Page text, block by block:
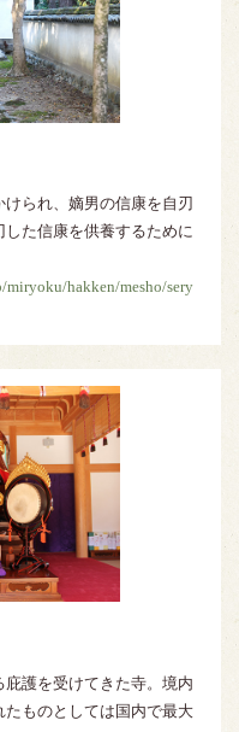
られ、嫡男の信康を自刃
た信康を供養するために
miryoku/hakken/mesho/sery
護を受けてきた寺。境内
ものとしては国内で最大